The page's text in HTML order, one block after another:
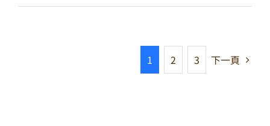
1 2 3 下一頁